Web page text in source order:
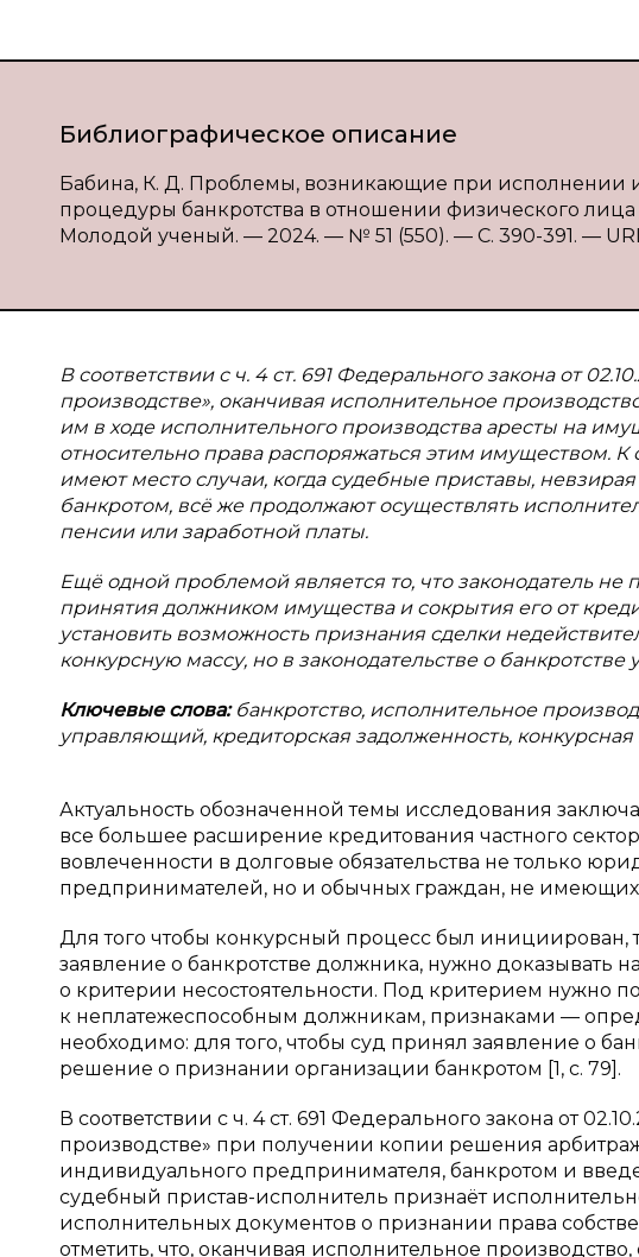
Библиографическое описание
Бабина, К. Д. Проблемы, возникающие при исполнении
процедуры банкротства в отношении физического
Молодой ученый. — 2024. — № 51 (550). — С. 390-391. —
В соответствии с ч. 4 ст. 691 Федерального закона от
производстве», оканчивая исполнительное
им в ходе исполнительного производства аресты на
относительно права распоряжаться этим имуществом. К
имеют место случаи, когда судебные приставы,
банкротом, всё же продолжают осуществлять
пенсии или заработной платы.
Ещё одной проблемой является то, что законодатель
принятия должником имущества и сокрытия его от
установить возможность признания сделки
конкурсную массу, но в законодательстве о
Ключевые слова: банкротство, исполнительное
управляющий, кредиторская задолженность, конкурсная
Актуальность обозначенной темы исследования
все большее расширение кредитования частного
вовлеченности в долговые обязательства не только
предпринимателей, но и обычных граждан, не имеющих
Для того чтобы конкурсный процесс был инициирован,
заявление о банкротстве должника, нужно доказывать
о критерии несостоятельности. Под критерием нужно
к неплатежеспособным должникам, признаками —
необходимо: для того, чтобы суд принял заявление о
решение о признании организации банкротом [1, с. 79].
В соответствии с ч. 4 ст. 691 Федерального закона от
производстве» при получении копии решения
индивидуального предпринимателя, банкротом и
судебный пристав-исполнитель признаёт
исполнительных документов о признании права
отметить, что, оканчивая исполнительное